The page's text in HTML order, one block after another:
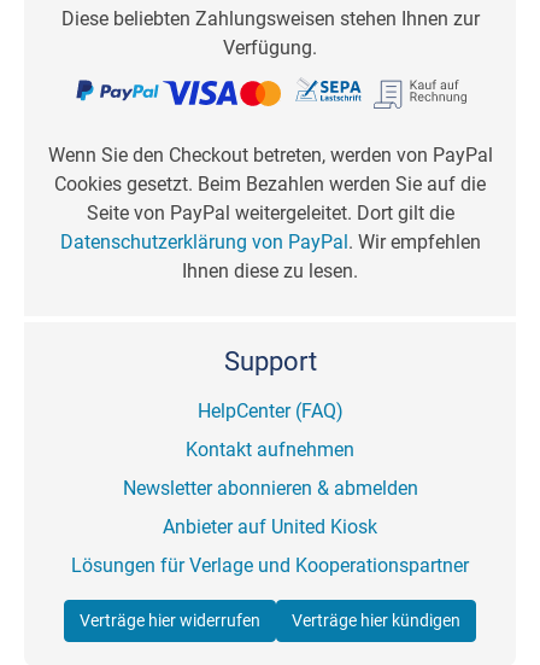
Diese beliebten Zahlungsweisen stehen Ihnen zur
Verfügung.
Wenn Sie den Checkout betreten, werden von PayPal
Cookies gesetzt. Beim Bezahlen werden Sie auf die
Seite von PayPal weitergeleitet. Dort gilt die
Datenschutzerklärung von PayPal . Wir empfehlen
Ihnen diese zu lesen.
Support
HelpCenter (FAQ)
Kontakt aufnehmen
Newsletter abonnieren & abmelden
Anbieter auf United Kiosk
Lösungen für Verlage und Kooperationspartner
Verträge hier widerrufen Verträge hier kündigen